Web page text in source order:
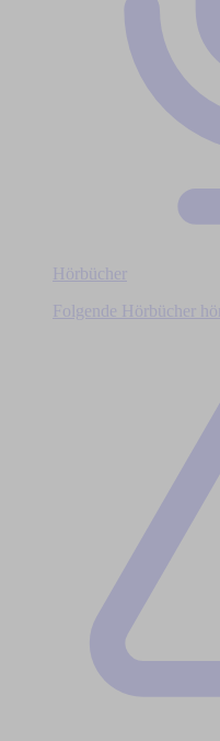
Hörbücher
Folgende Hörbücher